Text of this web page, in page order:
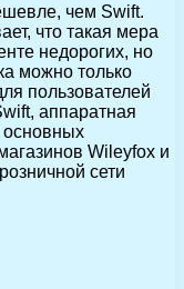
чем Swift.
что такая мера
недорогих, но
можно только
пользователей
аппаратная
основных
Wileyfox и
сети